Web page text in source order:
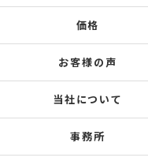
価格
お客様の声
当社について
事務所